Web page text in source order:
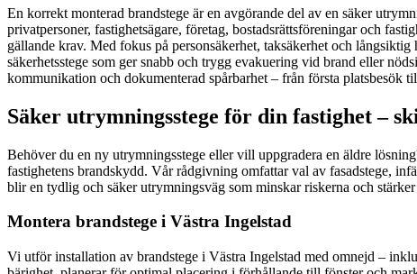
En korrekt monterad brandstege är en avgörande del av en säker
privatpersoner, fastighetsägare, företag, bostadsrättsföreningar och
gällande krav. Med fokus på personsäkerhet, taksäkerhet och
säkerhetsstege som ger snabb och trygg evakuering vid brand eller
kommunikation och dokumenterad spårbarhet – från första platsbesök
Säker utrymningsstege för din fastighet –
Behöver du en ny utrymningsstege eller vill uppgradera en äldre
fastighetens brandskydd. Vår rådgivning omfattar val av fasadstege,
blir en tydlig och säker utrymningsväg som minskar riskerna och
Montera brandstege i Västra Ingelstad
Vi utför installation av brandstege i Västra Ingelstad med omnejd –